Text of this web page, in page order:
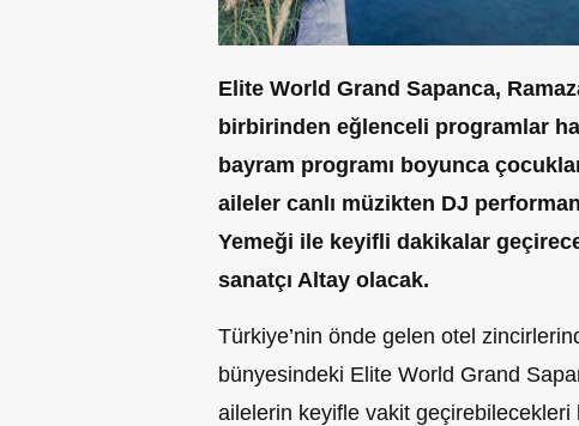
Elite World Grand Sapanca,
birbirinden eğlenceli programlar
bayram programı boyunca
aileler canlı müzikten DJ
Yemeği ile keyifli dakikalar
sanatçı Altay olacak.
Türkiye’nin önde gelen otel
bünyesindeki Elite World Grand
ailelerin keyifle vakit geçirebilecekleri